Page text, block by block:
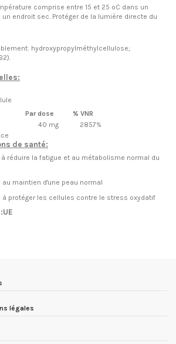
comprise entre 15 et 25 oC dans un
endroit sec. Protéger de la lumière directe du
hydroxypropylméthylcellulose;
Par dose
% VNR
40 mg
2857%
de santé:
à réduire la fatigue et au métabolisme normal du
maintien d'une peau normal
à protéger les cellules contre le stress oxydatif
:UE
légales